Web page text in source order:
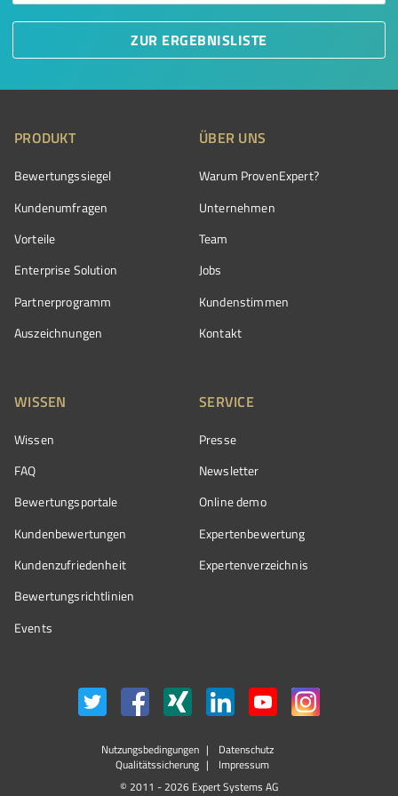
ZUR ERGEBNISLISTE
PRODUKT
Bewertungssiegel
Kundenumfragen
Vorteile
Enterprise Solution
Partnerprogramm
Auszeichnungen
ÜBER UNS
Warum ProvenExpert?
Unternehmen
Team
Jobs
Kundenstimmen
Kontakt
WISSEN
Wissen
FAQ
Bewertungsportale
Kundenbewertungen
Kundenzufriedenheit
Bewertungs­richtlinien
Events
SERVICE
Presse
Newsletter
Online demo
Expertenbewertung
Expertenverzeichnis
Nutzungsbedingungen
Datenschutz
Qualitätssicherung
Impressum
© 2011 - 2026 Expert Systems AG